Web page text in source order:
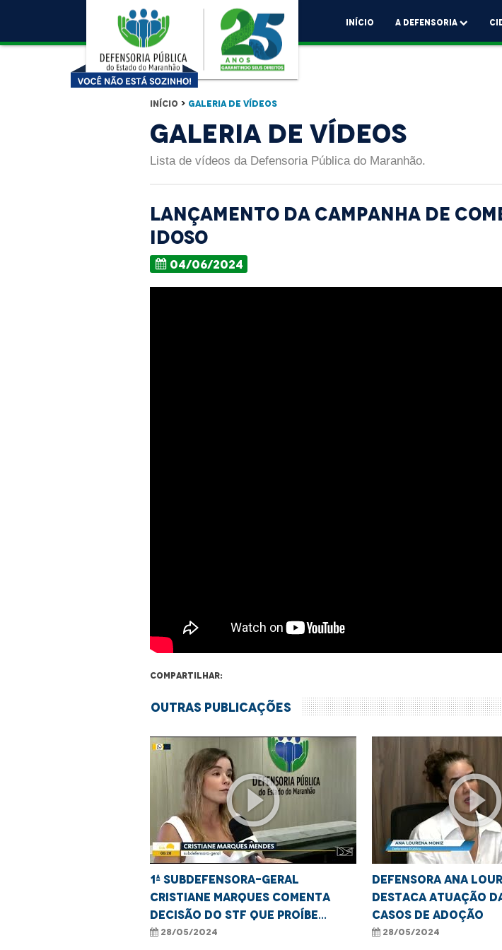
Início A Defensoria
Início > Galeria de Vídeos
Galeria de Vídeos
Lista de vídeos da Defensoria Pública do Maranhão.
Lançamento da Campanha de
Idoso
04/06/2024
Compartilhar:
Outras Publicações
play_circle_outline
1ª Subdefensora-geral
Cristiane Marques comenta
decisão do STF que proíbe
desqualificação de vítimas
28/05/2024
Defensora Ana
destaca atuação da
casos de adoção
28/05/2024